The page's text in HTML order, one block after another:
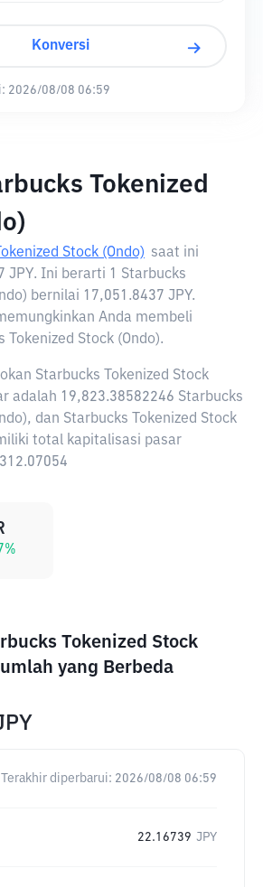
Konversi
2026/08/08 06:59
Tokenized
Stock (Ondo) saat ini
JPY. Ini berarti 1 Starbucks
bernilai 17,051.8437 JPY.
Anda membeli
Tokenized Stock (Ondo).
Starbucks Tokenized Stock
adalah 19,823.38582246 Starbucks
dan Starbucks Tokenized Stock
total kapitalisasi pasar
%
Tokenized Stock
yang Berbeda
Terakhir diperbarui: 2026/08/08 06:59
22.16739 JPY